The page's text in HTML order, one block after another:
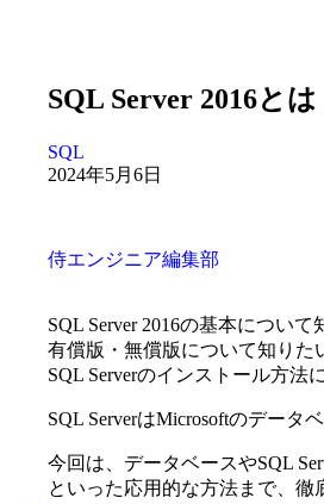
SQL Server 2016と
SQL
2024年5月6日
侍エンジニア編集部
SQL Server 2016の基本について
有償版・無償版について知りた
SQL Serverのインストール方法
SQL ServerはMicrosoftのデータ
今回は、データベースやSQL
といった応用的な方法まで、徹